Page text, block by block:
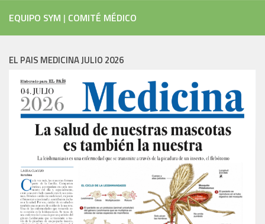
EQUIPO SYM | COMITÉ MÉDICO
EL PAIS MEDICINA JULIO 2026